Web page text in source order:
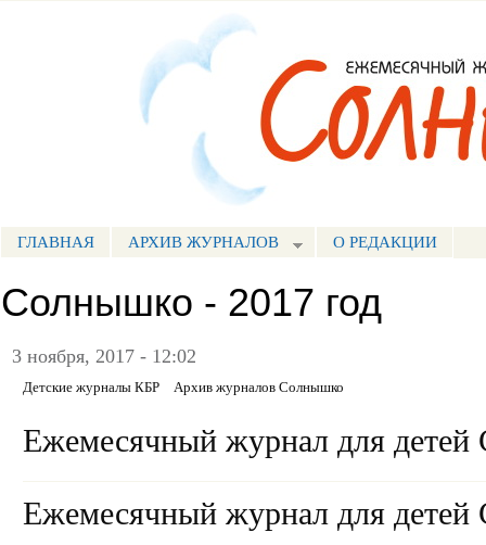
МЕНЮ СОЛНЫШКО
ГЛАВНАЯ АРХИВ ЖУРНАЛОВ О РЕДАКЦИИ
Cолнышко - 2017 год
3 ноября, 2017 - 12:02
Детские журналы КБР Архив журналов Солнышко
Ежемесячный журнал для
Ежемесячный журнал для